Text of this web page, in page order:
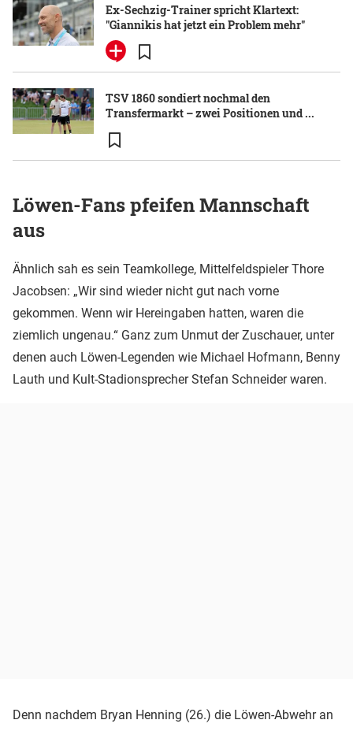
Ex-Sechzig-Trainer spricht Klartext:
"Giannikis hat jetzt ein Problem mehr"
TSV 1860 sondiert nochmal den
Transfermarkt – zwei Positionen und ...
Löwen-Fans pfeifen Mannschaft
aus
Ähnlich sah es sein Teamkollege, Mittelfeldspieler Thore
Jacobsen: „Wir sind wieder nicht gut nach vorne
gekommen. Wenn wir Hereingaben hatten, waren die
ziemlich ungenau.“ Ganz zum Unmut der Zuschauer, unter
denen auch Löwen-Legenden wie Michael Hofmann, Benny
Lauth und Kult-Stadionsprecher Stefan Schneider waren.
Denn nachdem Bryan Henning (26.) die Löwen-Abwehr an